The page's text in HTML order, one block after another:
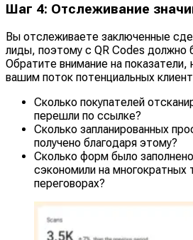
Шаг 4: Отслеживание
Вы отслеживаете заключенные
лиды, поэтому с QR Codes должно
Обратите внимание на показатели,
вашим поток потенциальных
Сколько покупателей
перешли по ссылке?
Сколько запланированных
получено благодаря этому?
Сколько форм было
сэкономили на многократных
переговорах?